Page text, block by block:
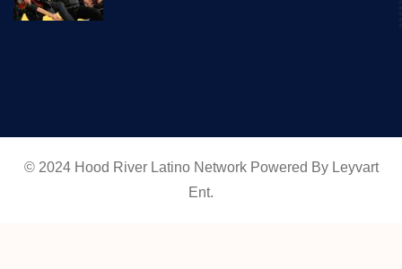
© 2024 Hood River Latino Network Powered By Leyvart
Ent.